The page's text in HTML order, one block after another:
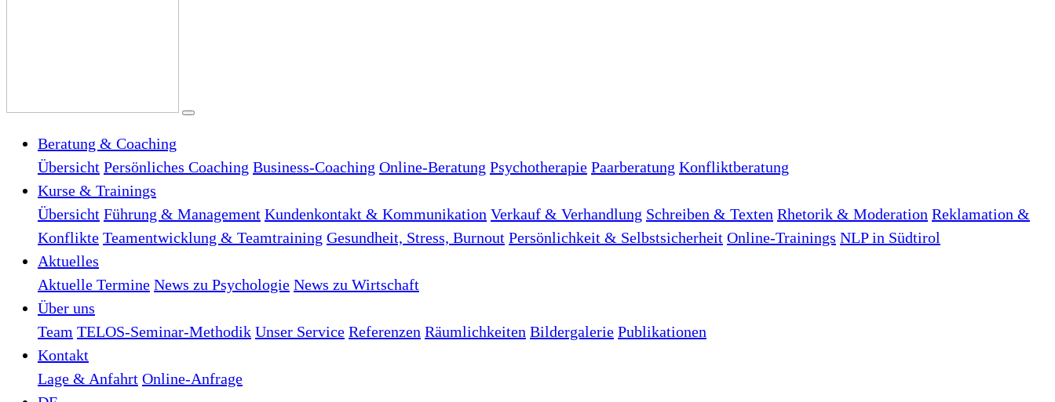
Beratung & Coaching
Übersicht Persönliches Coaching Business-Coaching Online-Beratung Psychotherapie Paarberatung Konfliktberatung
Kurse & Trainings
Übersicht Führung & Management Kundenkontakt & Kommunikation Verkauf & Verhandlung Schreiben & Texten Rhetorik & Moderation Reklamation &
Konflikte Teamentwicklung & Teamtraining Gesundheit, Stress, Burnout Persönlichkeit & Selbstsicherheit Online-Trainings NLP in Südtirol
Aktuelles
Aktuelle Termine News zu Psychologie News zu Wirtschaft
Über uns
Team TELOS-Seminar-Methodik Unser Service Referenzen Räumlichkeiten Bildergalerie Publikationen
Kontakt
Lage & Anfahrt Online-Anfrage